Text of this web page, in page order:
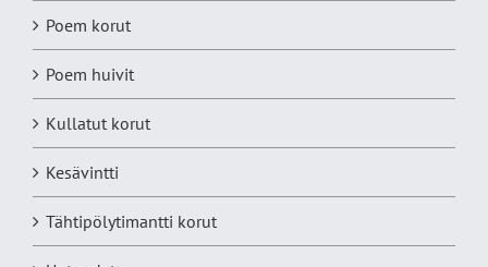
Poem korut
Poem huivit
Kullatut korut
Kesävintti
Tähtipölytimantti korut